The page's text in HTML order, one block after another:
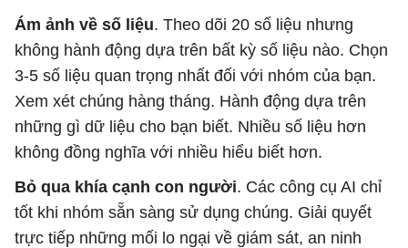
Ám ảnh về số liệu. Theo dõi 20 số liệu nhưng
không hành động dựa trên bất kỳ số liệu nào. Chọn
3-5 số liệu quan trọng nhất đối với nhóm của bạn.
Xem xét chúng hàng tháng. Hành động dựa trên
những gì dữ liệu cho bạn biết. Nhiều số liệu hơn
không đồng nghĩa với nhiều hiểu biết hơn.
Bỏ qua khía cạnh con người. Các công cụ AI chỉ
tốt khi nhóm sẵn sàng sử dụng chúng. Giải quyết
trực tiếp những mối lo ngại về giám sát, an ninh